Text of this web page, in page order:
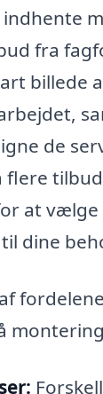
fra
billede
de
flere
at vælge
dine